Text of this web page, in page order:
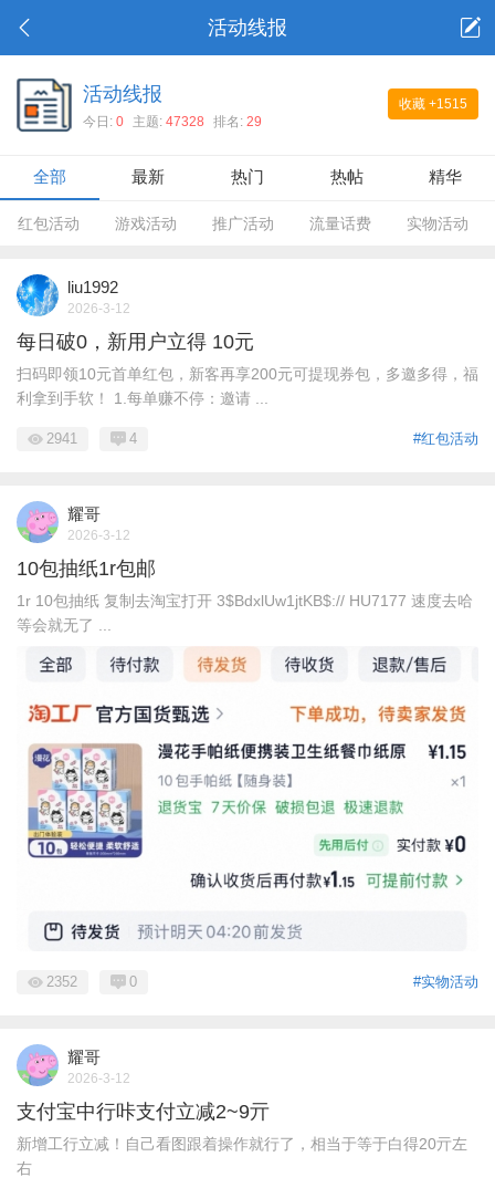
活动线报
收藏 +1515
活动线报
今日: 0 主题: 47328 排名: 29
全部 最新 热门 热帖 精华
红包活动 游戏活动 推广活动 流量话费 实物活动
liu1992
2026-3-12
每日破0，新用户立得 10元
扫码即领10元首单红包，新客再享200元可提现券包，多邀多得，福
利拿到手软！ 1.每单赚不停：邀请 ...
#红包活动
2941 4
耀哥
2026-3-12
10包抽纸1r包邮
1r 10包抽纸 复制去淘宝打开 3$BdxlUw1jtKB$:// HU7177 速度去哈
等会就无了 ...
#实物活动
2352 0
耀哥
2026-3-12
支付宝中行咔支付立减2~9亓
新增工行立减！自己看图跟着操作就行了，相当于等于白得20亓左
右